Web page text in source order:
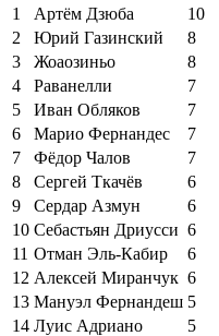
1
Артём Дзюба
10
2
Юрий Газинский
8
3
Жоаозиньо
8
4
Раванелли
7
5
Иван Обляков
7
6
Марио Фернандес
7
7
Фёдор Чалов
7
8
Сергей Ткачёв
6
9
Сердар Азмун
6
10 Себастьян Дриусси 6
11 Отман Эль-Кабир
6
12 Алексей Миранчук 6
13 Мануэл Фернандеш 5
14 Луис Адриано
5